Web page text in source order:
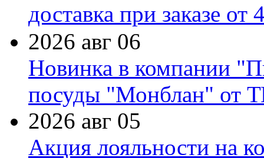
доставка при заказе от
2026 авг 06
Новинка в компании
посуды "Монблан" от
2026 авг 05
Акция лояльности на